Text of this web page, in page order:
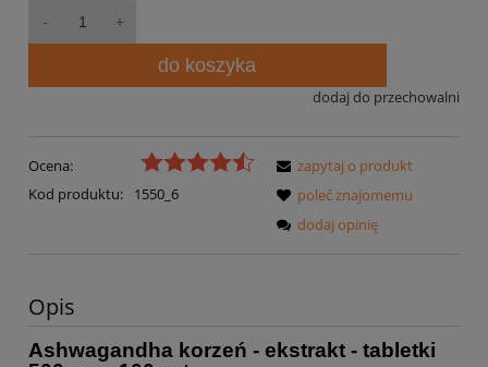
do koszyka
dodaj do przechowalni
Ocena:
Kod produktu:
1550_6
zapytaj o produkt
poleć znajomemu
dodaj opinię
Opis
Ashwagandha korzeń - ekstrakt - tabletki